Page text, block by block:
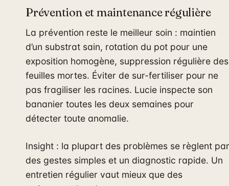
Prévention et maintenance régulière
La prévention reste le meilleur soin : maintien
d’un substrat sain, rotation du pot pour une
exposition homogène, suppression régulière des
feuilles mortes. Éviter de sur-fertiliser pour ne
pas fragiliser les racines. Lucie inspecte son
bananier toutes les deux semaines pour
détecter toute anomalie.
Insight : la plupart des problèmes se règlent par
des gestes simples et un diagnostic rapide. Un
entretien régulier vaut mieux que des